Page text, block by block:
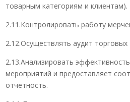
товарным категориям и клиентам).
2.11.Контролировать работу
2.12.Осуществлять аудит торговых
2.13.Анализировать
мероприятий и предоставляет
отчетность.